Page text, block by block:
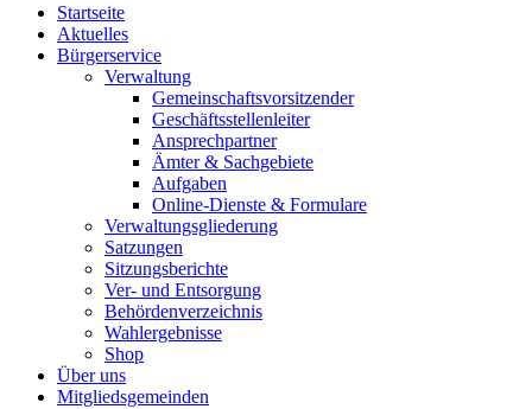
Startseite
Aktuelles
Bürgerservice
Verwaltung
Gemeinschaftsvorsitzender
Geschäftsstellenleiter
Ansprechpartner
Ämter & Sachgebiete
Aufgaben
Online-Dienste & Formulare
Verwaltungsgliederung
Satzungen
Sitzungsberichte
Ver- und Entsorgung
Behördenverzeichnis
Wahlergebnisse
Shop
Über uns
Mitgliedsgemeinden